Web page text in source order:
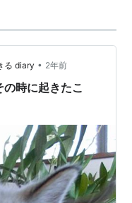
る diary • 2年前
時に起きたこ